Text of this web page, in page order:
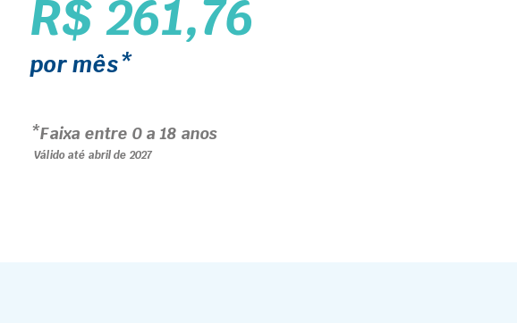
R$ 261,76
por mês*
*Faixa entre 0 a 18 anos
Válido até abril de 2027